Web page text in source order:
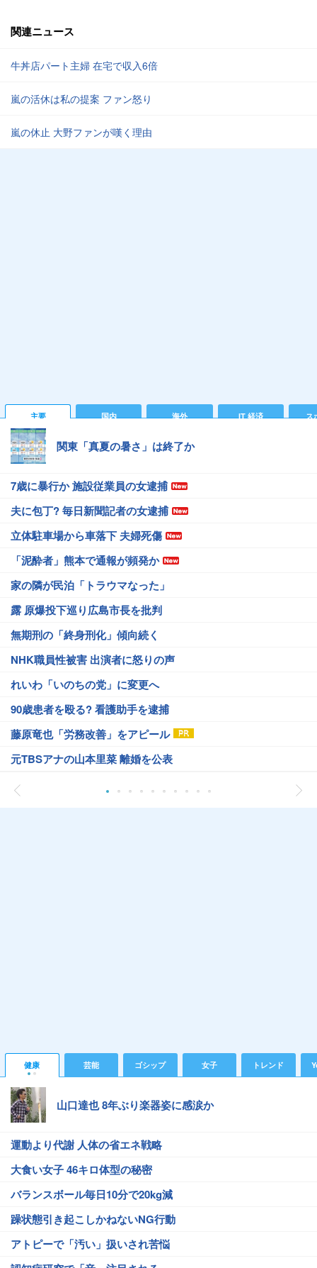
関連ニュース
牛丼店パート主婦 在宅で収入6倍
嵐の活休は私の提案 ファン怒り
嵐の休止 大野ファンが嘆く理由
主要 国内 海外 IT 経済 ス
関東「真夏の暑さ」は終了か
7歳に暴行か 施設従業員の女逮捕
夫に包丁? 毎日新聞記者の女逮捕
立体駐車場から車落下 夫婦死傷
「泥酔者」熊本で通報が頻発か
家の隣が民泊「トラウマなった」
露 原爆投下巡り広島市長を批判
無期刑の「終身刑化」傾向続く
NHK職員性被害 出演者に怒りの声
れいわ「いのちの党」に変更へ
90歳患者を殴る? 看護助手を逮捕
藤原竜也「労務改善」をアピール
元TBSアナの山本里菜 離婚を公表
健康 芸能 ゴシップ 女子 トレンド
山口達也 8年ぶり楽器姿に感涙か
運動より代謝 人体の省エネ戦略
大食い女子 46キロ体型の秘密
バランスボール毎日10分で20kg減
躁状態引き起こしかねないNG行動
アトピーで「汚い」扱いされ苦悩